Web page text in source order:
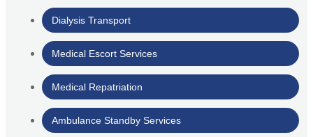
Dialysis Transport
Medical Escort Services
Medical Repatriation
Ambulance Standby Services